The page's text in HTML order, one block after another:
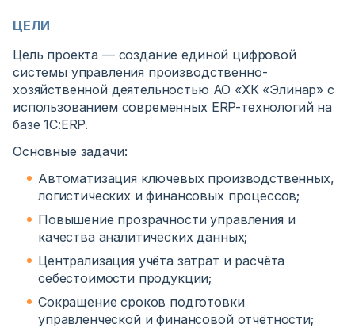
ЦЕЛИ
Цель проекта — создание единой цифровой
системы управления производственно-
хозяйственной деятельностью АО «ХК «Элинар» с
использованием современных ERP-технологий на
базе 1С:ERP.
Основные задачи:
Автоматизация ключевых производственных,
логистических и финансовых процессов;
Повышение прозрачности управления и
качества аналитических данных;
Централизация учёта затрат и расчёта
себестоимости продукции;
Сокращение сроков подготовки
управленческой и финансовой отчётности;